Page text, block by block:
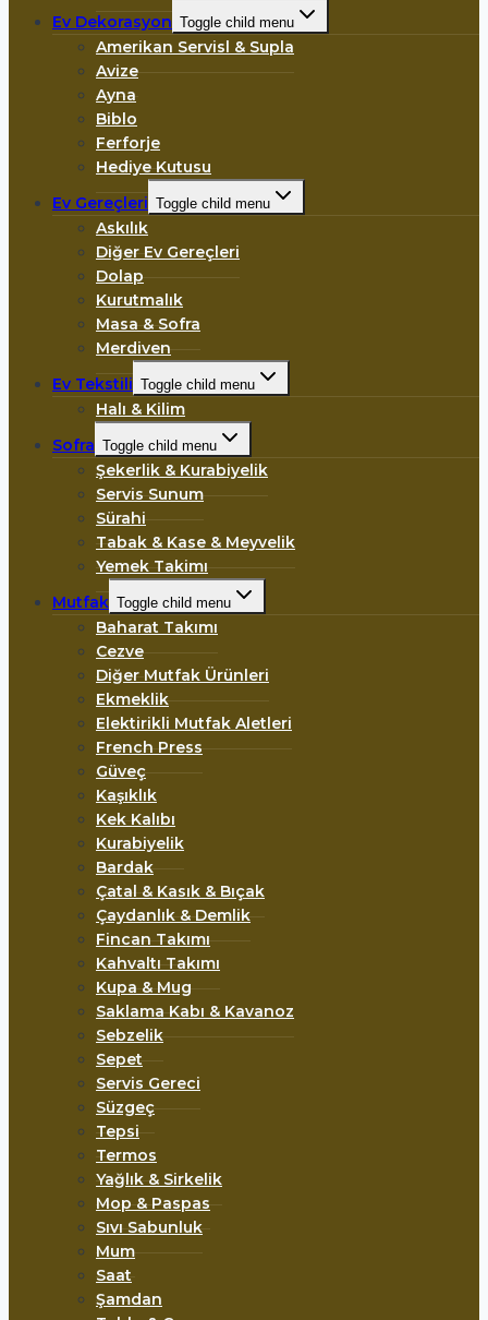
Ev Dekorasyon Toggle child menu
Amerikan Servisl & Supla
Avize
Ayna
Biblo
Ferforje
Hediye Kutusu
Ev Gereçleri Toggle child menu
Askılık
Diğer Ev Gereçleri
Dolap
Kurutmalık
Masa & Sofra
Merdiven
Ev Tekstili Toggle child menu
Halı & Kilim
Sofra Toggle child menu
Şekerlik & Kurabiyelik
Servis Sunum
Sürahi
Tabak & Kase & Meyvelik
Yemek Takimı
Mutfak Toggle child menu
Baharat Takımı
Cezve
Diğer Mutfak Ürünleri
Ekmeklik
Elektirikli Mutfak Aletleri
French Press
Güveç
Kaşıklık
Kek Kalıbı
Kurabiyelik
Bardak
Çatal & Kasık & Bıçak
Çaydanlık & Demlik
Fincan Takımı
Kahvaltı Takımı
Kupa & Mug
Saklama Kabı & Kavanoz
Sebzelik
Sepet
Servis Gereci
Süzgeç
Tepsi
Termos
Yağlık & Sirkelik
Mop & Paspas
Sıvı Sabunluk
Mum
Saat
Şamdan